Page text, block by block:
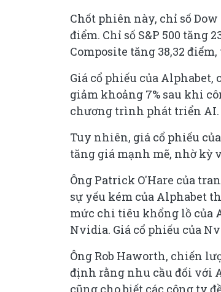
Chốt phiên này, chỉ số Dow
điểm. Chỉ số S&P 500 tăng
Composite tăng 38,32 điểm,
Giá cổ phiếu của Alphabet,
giảm khoảng 7% sau khi
chương trình phát triển AI.
Tuy nhiên, giá cổ phiếu
tăng giá mạnh mẽ, nhờ kỳ
Ông Patrick O'Hare của
sự yếu kém của Alphabet
mức chi tiêu khổng lồ của
Nvidia. Giá cổ phiếu của
Ông Rob Haworth, chiến
định rằng nhu cầu đối với
cũng cho biết các công ty